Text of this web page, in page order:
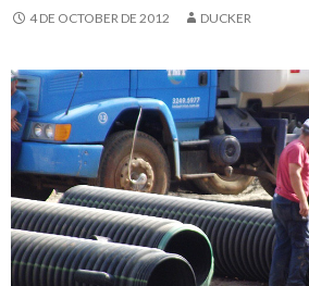
4 DE OCTOBER DE 2012 DUCKER